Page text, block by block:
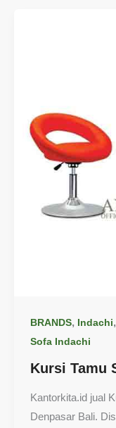
BRANDS, Indachi,
Sofa Indachi
Kursi Tamu
Kantorkita.id jual
Denpasar Bali.